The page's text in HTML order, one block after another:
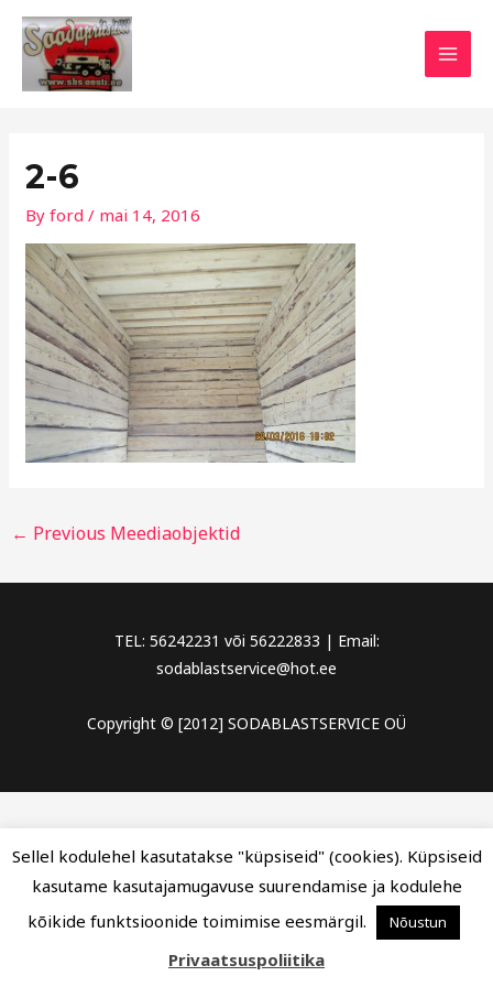
Skip
content
2-6
Byford/ mai 14, 2016
Post
navigation
← Previous Meediaobjektid
TEL: 56242231 või 56222833 | Email:
sodablastservice@hot.ee
Copyright © [2012] SODABLASTSERVICE OÜ
Sellel kodulehel kasutatakse "küpsiseid" (cookies). Küpsiseid
kasutame kasutajamugavuse suurendamise ja kodulehe
kõikide funktsioonide toimimise eesmärgil.
Nõustun
Privaatsuspoliitika